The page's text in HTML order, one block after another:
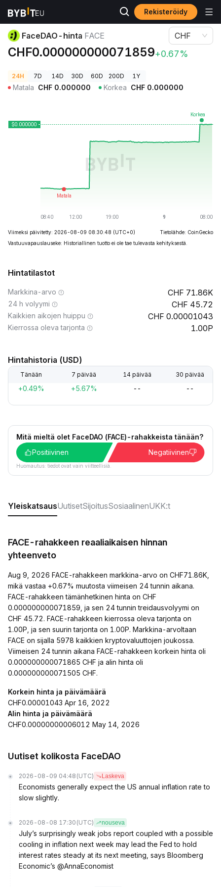
Rekisteröidy
Kryptohinnat
FaceDAO-hinta FACE
CHF0.000000000071859+0.67%
CHF
24H 7D 14D 30D 60D 200D 1Y
Matala CHF 0.000000 Korkea CHF 0.000000
Viimeksi päivitetty: 2026-08-09 08:30:48 (UTC+0)
Tietolähde: CoinGecko
Vastuuvapauslauseke: Historiallinen tuotto ei ole tae tulevasta kehityksestä.
Hintatilastot
Markkina-arvo 71.86K
24 h volyymi 45.72
Kaikkien aikojen huippu 0.00001043
Kierrossa oleva tarjonta 1.00P
Hintahistoria (USD)
Tänään 7 päivää 14 päivää 30 päivää
+0.49% +5.67% -- --
Mitä mieltä olet FaceDAO (FACE)-rahakkeista tänään?
Positiivinen
Negatiivinen
Huomautus: tiedot ovat vain viitteellisiä.
YleiskatsausUutisetSijoitusSosiaalinenUKK:t
FACE-rahakkeen reaaliaikaisen hinnan
yhteenveto
Aug 9, 2026 FACE-rahakkeen markkina-arvo on CHF71.86K,
mikä vastaa +0.67% muutosta viimeisen 24 tunnin aikana.
FACE-rahakkeen tämänhetkinen hinta on CHF
0.000000000071859, ja sen 24 tunnin treidausvolyymi on
CHF 45.72. FACE-rahakkeen kierrossa oleva tarjonta on
1.00P, ja sen suurin tarjonta on 1.00P. Markkina-arvoltaan
FACE on sijalla 5978 kaikkien kryptovaluuttojen joukossa.
Viimeisen 24 tunnin aikana FACE-rahakkeen korkein hinta oli
0.000000000071865 CHF ja alin hinta oli
0.000000000071505 CHF.
Korkein hinta ja päivämäärä
CHF0.00001043 Apr 16, 2022
Alin hinta ja päivämäärä
CHF0.00000000006012 May 14, 2026
Uutiset kolikosta FaceDAO
2026-08-09 04:48 (UTC) Laskeva
Economists generally expect the US annual inflation rate to
slow slightly.
2026-08-08 17:30 (UTC) nouseva
July’s surprisingly weak jobs report coupled with a possible
cooling in inflation next week may lead the Fed to hold
interest rates steady at its next meeting, says Bloomberg
Economic’s @AnnaEconomist